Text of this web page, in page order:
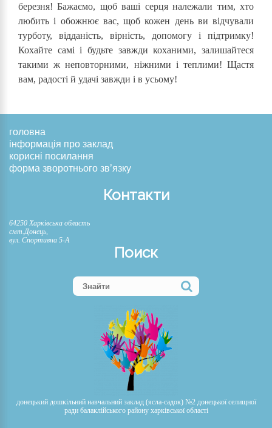
березня! Бажаємо, щоб ваші серця належали тим, хто
любить і обожнює вас, щоб кожен день ви відчували
турботу, відданість, вірність, допомогу і підтримку!
Кохайте самі і будьте завжди коханими, залишайтеся
такими ж неповторними, ніжними і теплими! Щастя
вам, радості й удачі завжди і в усьому!
донецький дошкільний навчальний заклад (ясла-садок) №2 донецької селищної
ради балаклійського району харківської області
головна
інформація про заклад
корисні посилання
форма зворотнього зв’язку
Контакти
64250 Харківська область
смт.Донець,
вул. Спортивна 5-А
Поиск